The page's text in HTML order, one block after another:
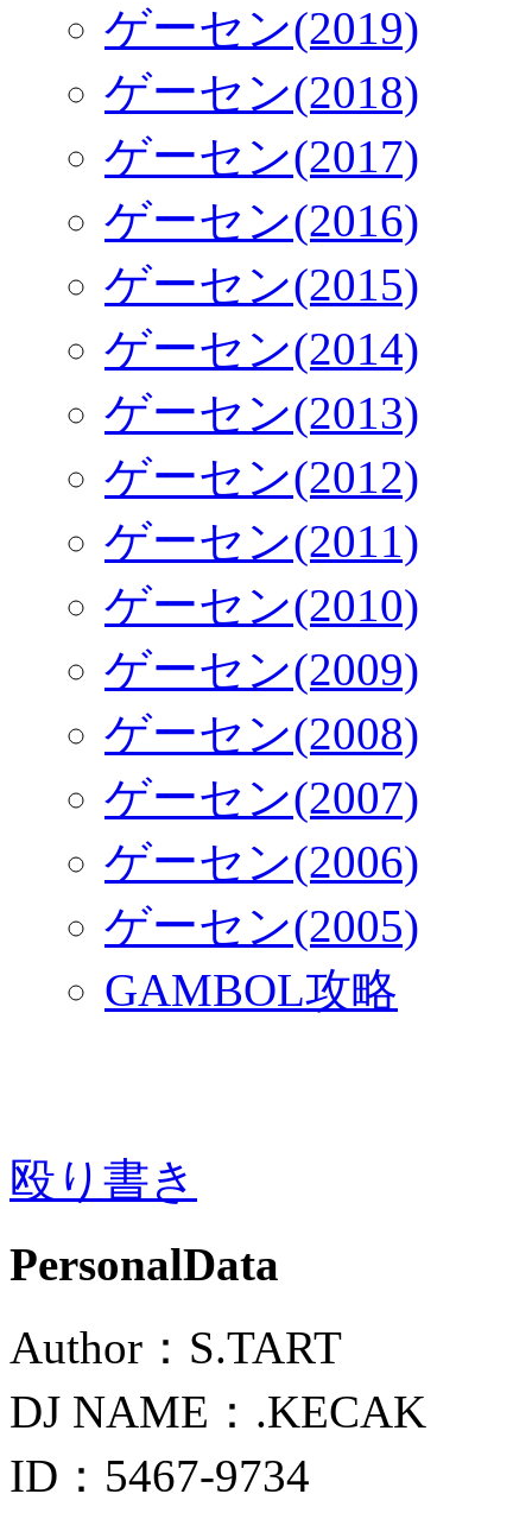
ゲーセン(2019)
ゲーセン(2018)
ゲーセン(2017)
ゲーセン(2016)
ゲーセン(2015)
ゲーセン(2014)
ゲーセン(2013)
ゲーセン(2012)
ゲーセン(2011)
ゲーセン(2010)
ゲーセン(2009)
ゲーセン(2008)
ゲーセン(2007)
ゲーセン(2006)
ゲーセン(2005)
GAMBOL攻略
殴り書き
PersonalData
Author：S.TART
DJ NAME：.KECAK
ID：5467-9734